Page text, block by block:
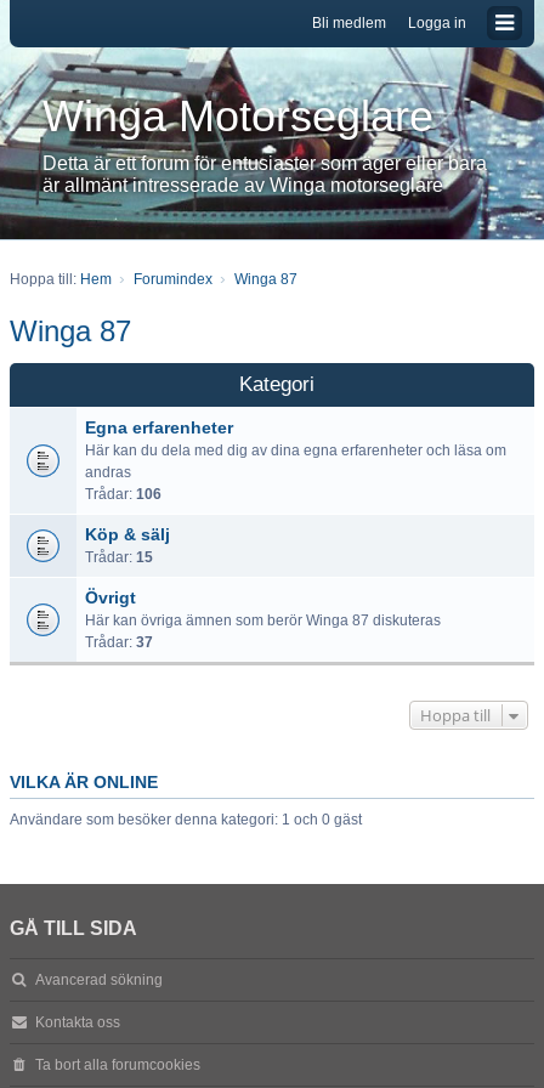
Logga in
Bli medlem
Winga Motorseglare
Detta är ett forum för entusiaster som äger eller bara
är allmänt intresserade av Winga motorseglare
Hoppa till: Hem Forumindex Winga 87
Winga 87
Kategori
Egna erfarenheter
Här kan du dela med dig av dina egna erfarenheter och läsa om
andras
Trådar: 106
Köp & sälj
Trådar: 15
Övrigt
Här kan övriga ämnen som berör Winga 87 diskuteras
Trådar: 37
Hoppa till
VILKA ÄR ONLINE
Användare som besöker denna kategori: 1 och 0 gäst
GÅ TILL SIDA
Avancerad sökning
Kontakta oss
Ta bort alla forumcookies